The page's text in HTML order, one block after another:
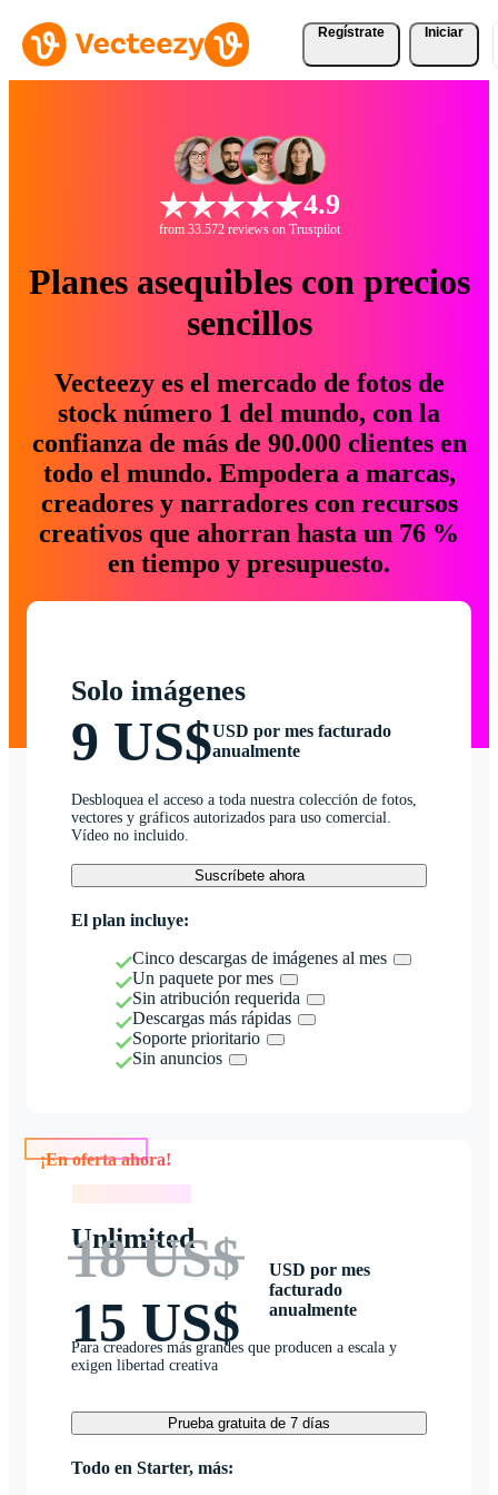
Regístrate Iniciar
4.9
from 33.572 reviews on Trustpilot
Planes asequibles con precios
sencillos
Vecteezy es el mercado de fotos de
stock número 1 del mundo, con la
confianza de más de 90.000 clientes en
todo el mundo. Empodera a marcas,
creadores y narradores con recursos
creativos que ahorran hasta un 76 %
en tiempo y presupuesto.
Solo imágenes
9 US$USD por mes facturado
anualmente
Desbloquea el acceso a toda nuestra colección de fotos,
vectores y gráficos autorizados para uso comercial.
Vídeo no incluido.
Suscríbete ahora
El plan incluye:
Cinco descargas de imágenes al mes
Un paquete por mes
Sin atribución requerida
Descargas más rápidas
Soporte prioritario
Sin anuncios
Unlimited
18 US$
15 US$
USD por mes
facturado
anualmente
Para creadores más grandes que producen a escala y
exigen libertad creativa
Prueba gratuita de 7 días
Todo en Starter, más: